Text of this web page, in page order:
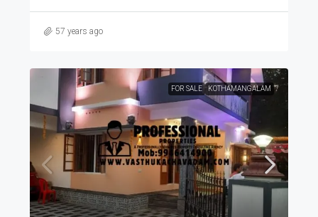
57 years ago
FOR SALE KOTHAMANGALAM